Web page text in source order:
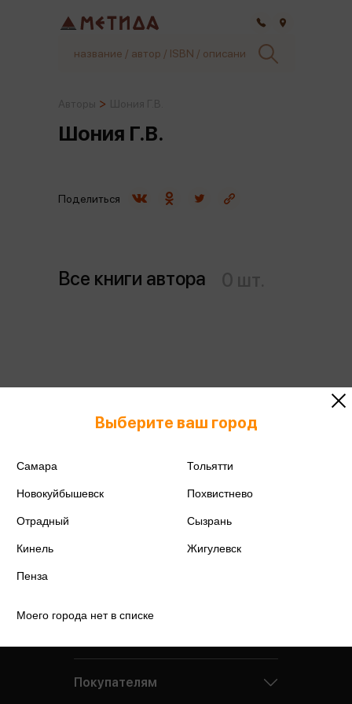
Шония Г.В.
Все книги автора
Поделиться
Подробнее о дисконтной карте
Выберите ваш город
Самара Тольятти
Новокуйбышевск Похвистнево
Отрадный Сызрань
Кинель Жигулевск
Пенза
Моего города нет в списке
Покупателям